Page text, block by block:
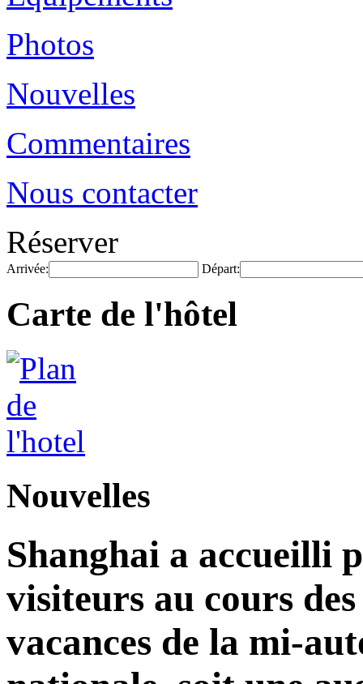
Photos
Nouvelles
Commentaires
Nous contacter
Réserver
Arrivée: Départ:
Carte de l'hôtel
Nouvelles
Shanghai a accueilli
visiteurs au cours
vacances de la mi-